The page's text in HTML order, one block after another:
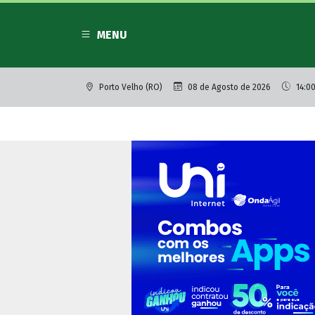
MENU
Porto Velho (RO) 08 de Agosto de 2026